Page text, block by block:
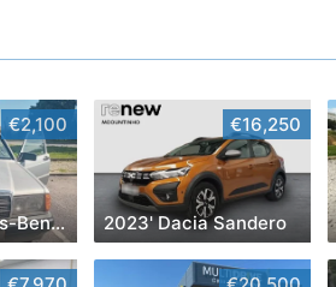
€2,100
1992' Mercedes-Benz Classe A
€16,250
2023' Dacia Sandero